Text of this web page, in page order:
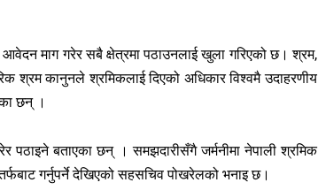
माग गरेर सबै क्षेत्रमा पठाउनलाई खुला गरिएको छ। श्रम,
श्रम कानुनले श्रमिकलाई दिएको अधिकार विश्वमै उदाहरणीय
छन् ।
बताएका छन् । समझदारीसँगै जर्मनीमा नेपाली श्रमिक
गर्नुपर्ने देखिएको सहसचिव पोखरेलको भनाइ छ।